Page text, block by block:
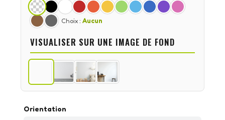
Orientation
Choix : Aucun
VISUALISER SUR UNE IMAGE DE FOND